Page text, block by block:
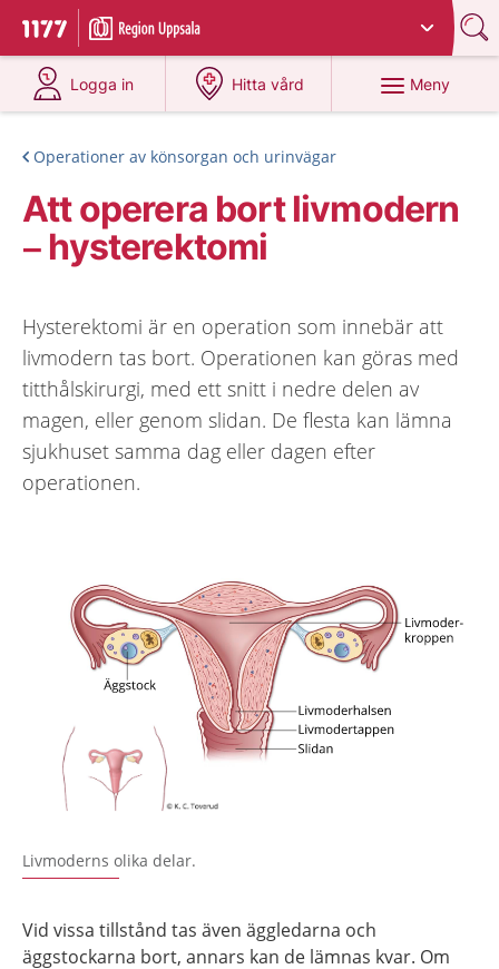
Till startsidan för 1177
Du har valt region
Logga in
på 1177.se
Hitta vård
på 1177.se
Meny
Operationer av könsorgan och urinvägar
Att operera bort livmodern
– hysterektomi
Hysterektomi är en operation som innebär att
livmodern tas bort. Operationen kan göras med
titthålskirurgi, med ett snitt i nedre delen av
magen, eller genom slidan. De flesta kan lämna
sjukhuset samma dag eller dagen efter
operationen.
Livmoderns olika delar.
Vid vissa tillstånd tas även äggledarna och
äggstockarna bort, annars kan de lämnas kvar. Om